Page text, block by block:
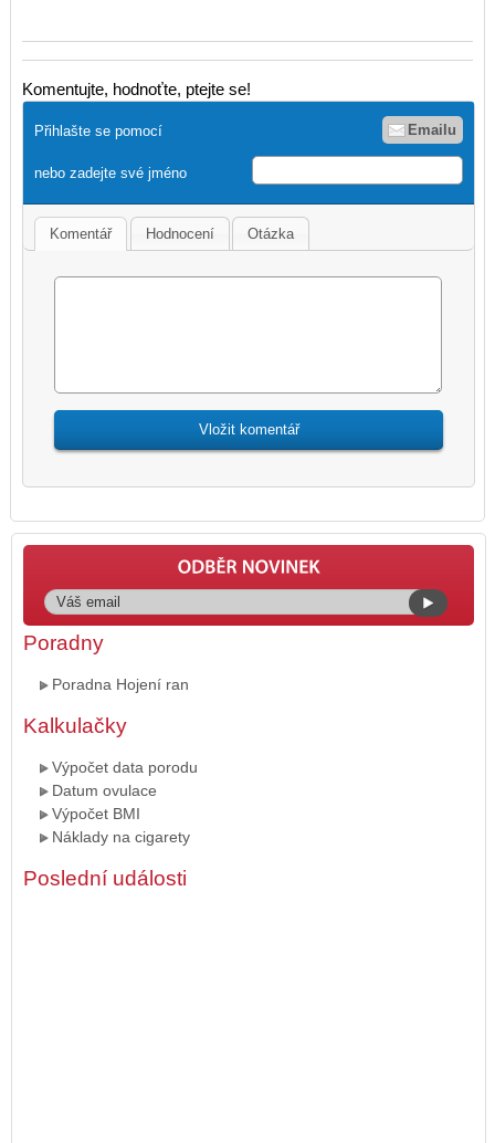
Komentujte, hodnoťte, ptejte se!
Přihlašte se pomocí Emailu
nebo zadejte své jméno
Komentář Hodnocení Otázka
Poradny
Poradna Hojení ran
Kalkulačky
Výpočet data porodu
Datum ovulace
Výpočet BMI
Náklady na cigarety
Poslední události